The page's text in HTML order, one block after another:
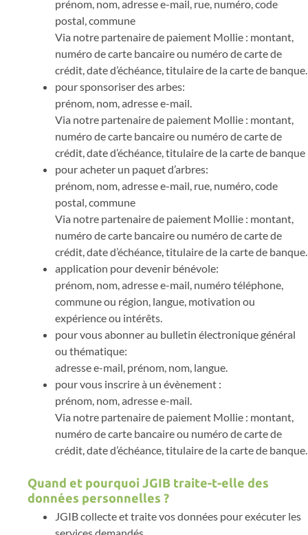
prénom, nom, adresse e-mail, rue, numéro, code
postal, commune
Via notre partenaire de paiement Mollie : montant,
numéro de carte bancaire ou numéro de carte de
crédit, date d’échéance, titulaire de la carte de banque.
pour sponsoriser des arbes:
prénom, nom, adresse e-mail.
Via notre partenaire de paiement Mollie : montant,
numéro de carte bancaire ou numéro de carte de
crédit, date d’échéance, titulaire de la carte de banque
pour acheter un paquet d’arbres:
prénom, nom, adresse e-mail, rue, numéro, code
postal, commune
Via notre partenaire de paiement Mollie : montant,
numéro de carte bancaire ou numéro de carte de
crédit, date d’échéance, titulaire de la carte de banque.
application pour devenir bénévole:
prénom, nom, adresse e-mail, numéro téléphone,
commune ou région, langue, motivation ou
expérience ou intérêts.
pour vous abonner au bulletin électronique général
ou thématique:
adresse e-mail, prénom, nom, langue.
pour vous inscrire à un évènement :
prénom, nom, adresse e-mail.
Via notre partenaire de paiement Mollie : montant,
numéro de carte bancaire ou numéro de carte de
crédit, date d’échéance, titulaire de la carte de banque.
Quand et pourquoi JGIB traite-t-elle des
données personnelles ?
JGIB collecte et traite vos données pour exécuter les